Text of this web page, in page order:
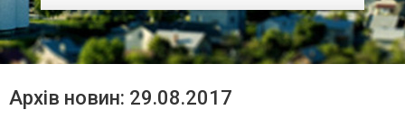
Архів новин: 29.08.2017